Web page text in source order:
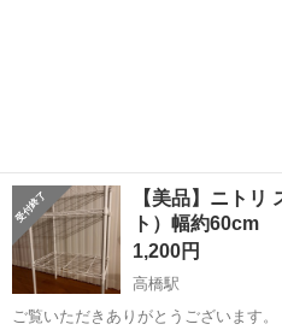
【美品】ニトリ
ト）幅約60cm
1,200円
高橋駅
ご覧いただきありがとうございます